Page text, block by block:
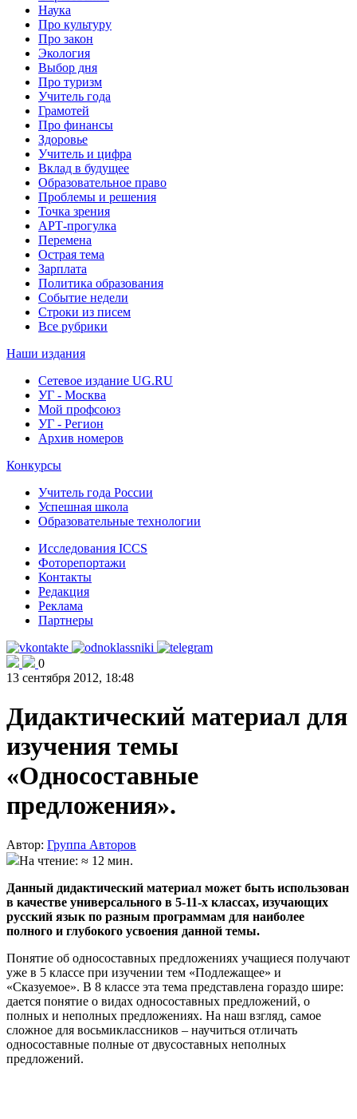
Наука
Про культуру
Про закон
Экология
Выбор дня
Про туризм
Учитель года
Грамотей
Про финансы
Здоровье
Учитель и цифра
Вклад в будущее
Образовательное право
Проблемы и решения
Точка зрения
АРТ-прогулка
Перемена
Острая тема
Зарплата
Политика образования
Событие недели
Строки из писем
Все рубрики
Наши издания
Сетевое издание UG.RU
УГ - Москва
Мой профсоюз
УГ - Регион
Архив номеров
Конкурсы
Учитель года России
Успешная школа
Образовательные технологии
Исследования ICCS
Фоторепортажи
Контакты
Редакция
Реклама
Партнеры
0
13 сентября 2012, 18:48
Дидактический материал для
изучения темы
«Односоставные
предложения».
Автор: Группа Авторов
На чтение: ≈ 12 мин.
Данный дидактический материал может быть использован
в качестве универсального в 5-11-х классах, изучающих
русский язык по разным программам для наиболее
полного и глубокого усвоения данной темы.
Понятие об односоставных предложениях учащиеся получают
уже в 5 классе при изучении тем «Подлежащее» и
«Сказуемое». В 8 классе эта тема представлена гораздо шире:
дается понятие о видах односоставных предложений, о
полных и неполных предложениях. На наш взгляд, самое
сложное для восьмиклассников – научиться отличать
односоставные полные от двусоставных неполных
предложений.